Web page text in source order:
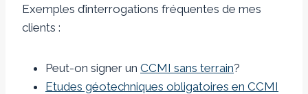
Exemples d’interrogations fréquentes de mes
clients :
Peut-on signer un CCMI sans terrain?
Etudes géotechniques obligatoires en CCMI